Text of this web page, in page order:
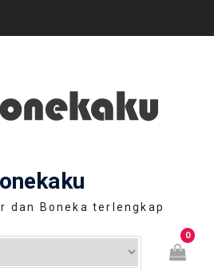
dan Boneka terlengkap
0